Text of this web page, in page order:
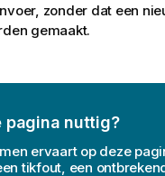
zonder dat een
gemaakt.
pagina nuttig?
ervaart op deze
tikfout, een